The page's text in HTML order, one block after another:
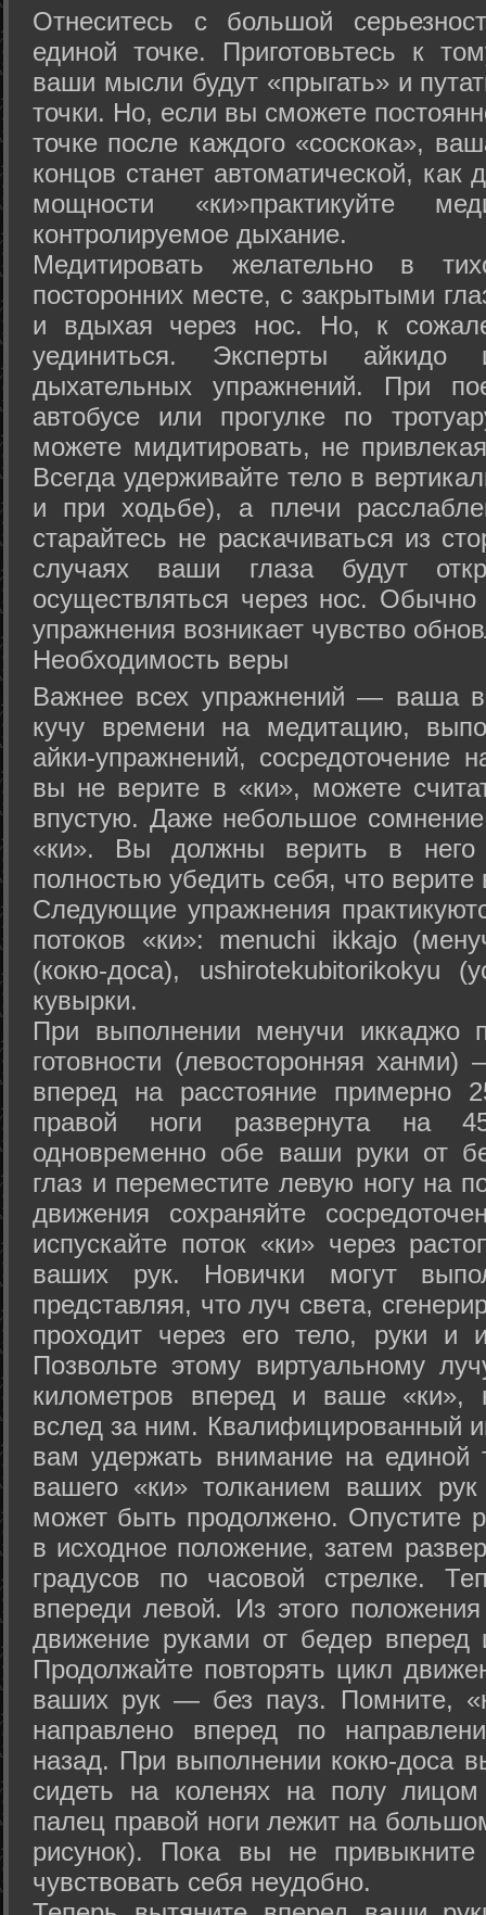
Отнеситесь с большой
единой точке. Приготовьтесь к
ваши мысли будут «прыгать» и
точки. Но, если вы сможете
точке после каждого «соскока»,
концов станет автоматической,
мощности «ки»практикуйте
контролируемое дыхание.
Медитировать желательно в
посторонних месте, с закрытыми
и вдыхая через нос. Но, к
уединиться. Эксперты айкидо
дыхательных упражнений. При
автобусе или прогулке по
можете мидитировать, не
Всегда удерживайте тело в
и при ходьбе), а плечи
старайтесь не раскачиваться из
случаях ваши глаза будут
осуществляться через нос. Обычно
упражнения возникает чувство
Необходимость веры
Важнее всех упражнений — ваша
кучу времени на медитацию,
айки-упражнений, сосредоточение
вы не верите в «ки», можете
впустую. Даже небольшое сомнение
«ки». Вы должны верить в
полностью убедить себя, что верите
Следующие упражнения
потоков «ки»: menuchi ikkajo
(кокю-доса), ushiro­tekubitori­kokyu
кувырки.
При выполнении менучи иккаджо
готовности (левосторонняя
вперед на расстояние примерно
правой ноги развернута на
одновременно обе ваши руки от
глаз и переместите левую ногу на
движения сохраняйте
испускайте поток «ки» через
ваших рук. Новички могут
представляя, что луч света,
проходит через его тело, руки и
Позвольте этому виртуальному
километров вперед и ваше «ки»,
вслед за ним. Квалифицированный
вам удержать внимание на единой
вашего «ки» толканием ваших
может быть продолжено. Опустите
в исходное положение, затем
градусов по часовой стрелке.
впереди левой. Из этого
движение руками от бедер вперед
Продолжайте повторять цикл
ваших рук — без пауз. Помните,
направлено вперед по
назад. При выполнении кокю-доса
сидеть на коленях на полу
палец правой ноги лежит на
рисунок). Пока вы не
чувствовать себя неудобно.